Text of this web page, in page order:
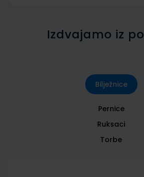
Izdvajamo iz
Bilježnice
Pernice
Ruksaci
Torbe